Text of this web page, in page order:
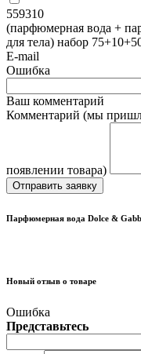
559310
(парфюмерная вода +
для тела) набор
E-mail
Ошибка
Ваш комментарий
Комментарий (мы
появлении товара)
Отправить заявку
Парфюмерная вода Dolce &
Новый отзыв о товаре
Ошибка
Представьтесь